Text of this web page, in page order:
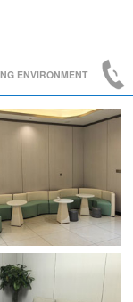
ENVIRONMENT